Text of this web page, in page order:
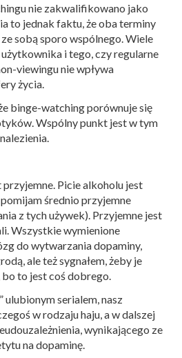
nie zakwalifikowano jako
to jednak faktu, że oba terminy
sobą sporo wspólnego. Wiele
i tego, czy regularne
viewingu nie wpływa
życia.
binge-watching porównuje się
Wspólny punkt jest w tym
Picie alkoholu jest
średnio przyjemne
z tych używek). Przyjemne jest
Wszystkie wymienione
do wytwarzania dopaminy,
ale też sygnałem, żeby je
to jest coś dobrego.
ulubionym serialem, nasz
w rodzaju haju, a w dalszej
wynikającego ze
na dopaminę.